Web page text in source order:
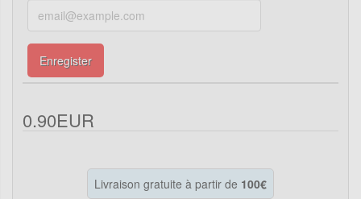
Enregister
0.90EUR
Livraison gratuite à partir de 100€